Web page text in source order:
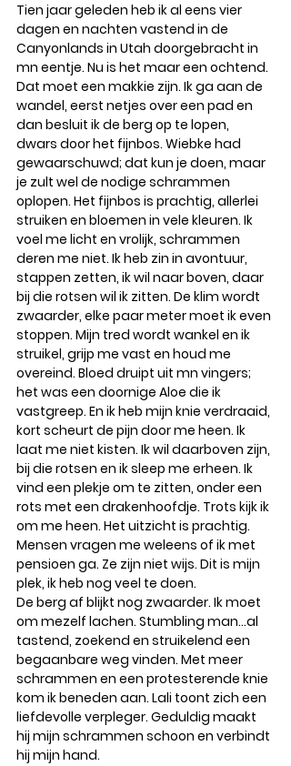
Tien jaar geleden heb ik al eens vier
dagen en nachten vastend in de
Canyonlands in Utah doorgebracht in
mn eentje. Nu is het maar een ochtend.
Dat moet een makkie zijn. Ik ga aan de
wandel, eerst netjes over een pad en
dan besluit ik de berg op te lopen,
dwars door het fijnbos. Wiebke had
gewaarschuwd; dat kun je doen, maar
je zult wel de nodige schrammen
oplopen. Het fijnbos is prachtig, allerlei
struiken en bloemen in vele kleuren. Ik
voel me licht en vrolijk, schrammen
deren me niet. Ik heb zin in avontuur,
stappen zetten, ik wil naar boven, daar
bij die rotsen wil ik zitten. De klim wordt
zwaarder, elke paar meter moet ik even
stoppen. Mijn tred wordt wankel en ik
struikel, grijp me vast en houd me
overeind. Bloed druipt uit mn vingers;
het was een doornige Aloe die ik
vastgreep. En ik heb mijn knie verdraaid,
kort scheurt de pijn door me heen. Ik
laat me niet kisten. Ik wil daarboven zijn,
bij die rotsen en ik sleep me erheen. Ik
vind een plekje om te zitten, onder een
rots met een drakenhoofdje. Trots kijk ik
om me heen. Het uitzicht is prachtig.
Mensen vragen me weleens of ik met
pensioen ga. Ze zijn niet wijs. Dit is mijn
plek, ik heb nog veel te doen.
De berg af blijkt nog zwaarder. Ik moet
om mezelf lachen. Stumbling man…al
tastend, zoekend en struikelend een
begaanbare weg vinden. Met meer
schrammen en een protesterende knie
kom ik beneden aan. Lali toont zich een
liefdevolle verpleger. Geduldig maakt
hij mijn schrammen schoon en verbindt
hij mijn hand.